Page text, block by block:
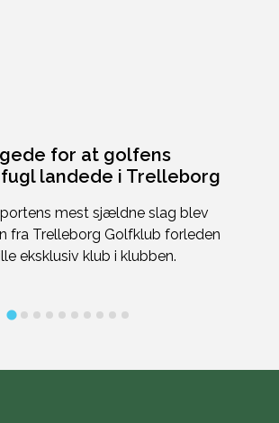
for at golfens
landede i Trelleborg
mest sjældne slag blev
fra Trelleborg Golfklub forleden
eksklusiv klub i klubben.